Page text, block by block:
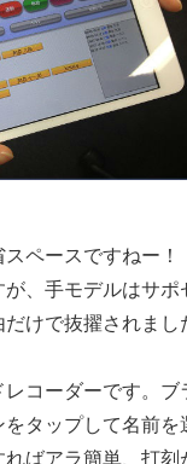
ペースですねー！
、手モデルはサポ
けで抜擢されまし
コーダーです。ブ
タップして名前を
ばアラ簡単、打刻